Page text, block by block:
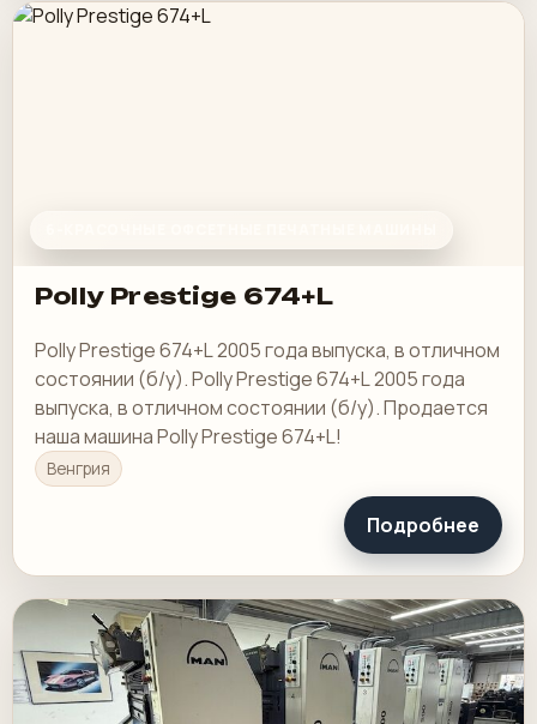
Polly Prestige 674+L
Polly Prestige 674+L 2005 года выпуска, в отличном
состоянии (б/у). Polly Prestige 674+L 2005 года
выпуска, в отличном состоянии (б/у). Продается
наша машина Polly Prestige 674+L!
Венгрия
Подробнее